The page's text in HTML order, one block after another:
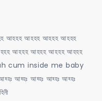
আহহহ আহহহ আহহহ আহহহ
আহহহ আহহহ আহহহ আহহহ
cum inside me baby
আহ্হঃ আহ্হঃ আহ্হঃ আহ্হঃ